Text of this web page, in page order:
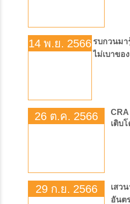
14 พ.ย. 2566 รบกวนมา
ไม่เบาขอ
26 ต.ค. 2566
CRA
เติบ
คร
29 ก.ย. 2566
เสว
อันต